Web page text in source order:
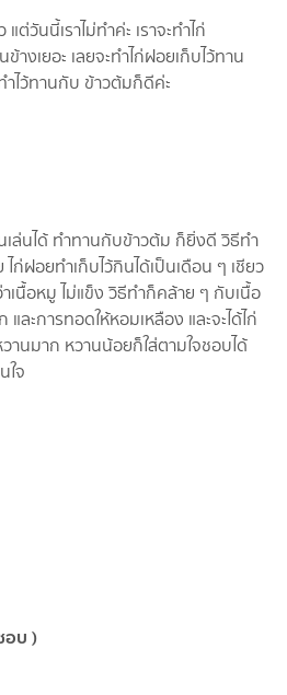
วันนี้เราไม่ทำค่ะ เราจะทำไก่
างเยอะ เลยจะทำไก่ฝอยเก็บไว้ทาน
ไว้ทานกับ ข้าวต้มก็ดีค่ะ
ล่นได้ ทำทานกับข้าวต้ม ก็ยิ่งดี วิธีทำ
ก่ฝอยทำเก็บไว้กินได้เป็นเดือน ๆ เชียว
าเนื้อหมู ไม่แข็ง วิธีทำก็คล้าย ๆ กับเนื้อ
ละการทอดให้หอมเหลือง และจะได้ไก่
านมาก หวานน้อยก็ใส่ตามใจชอบได้
ใจ
บ )